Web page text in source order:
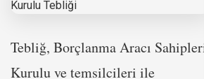
Tebliğ, Borçlanma Aracı
Kurulu ve temsilcileri ile